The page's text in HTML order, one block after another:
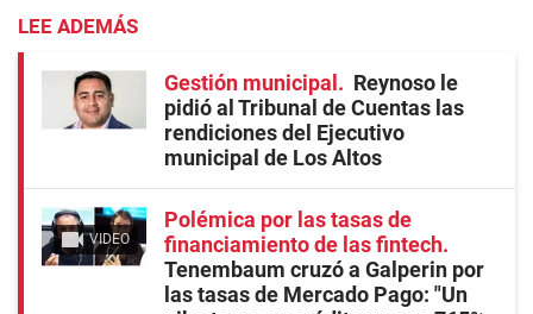
LEE ADEMÁS
Gestión municipal
Reynoso le
pidió al Tribunal de Cuentas las
rendiciones del Ejecutivo
municipal de Los Altos
VIDEO
Polémica por las tasas de
financiamiento de las fintech
Tenembaum cruzó a Galperin por
las tasas de Mercado Pago: "Un